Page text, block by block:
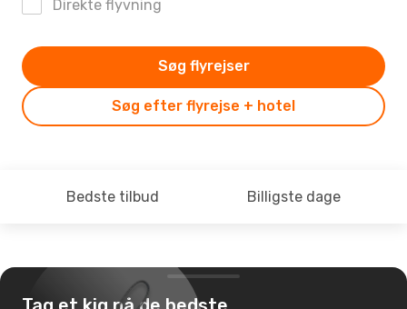
Direkte flyvning
Søg efter flyrejse + hotel
Søg flyrejser
Bedste tilbud Billigste dage